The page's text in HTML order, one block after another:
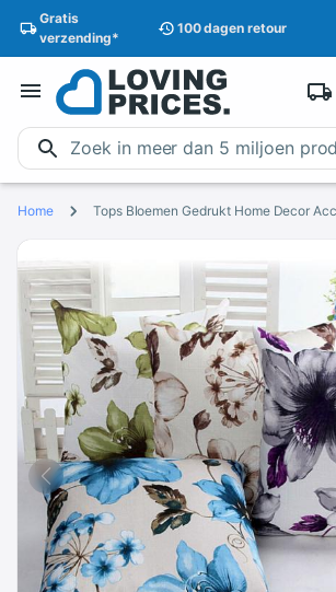
Gratis
verzending*
100 dagen retour
Home